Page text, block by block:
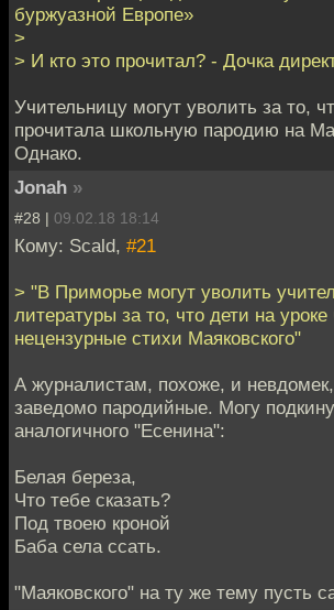
буржуазной Европе»
>
> И кто это прочитал? - Дочка
Учительницу могут уволить за то,
прочитала школьную пародию на
Однако.
Jonah »
#28 | 09.02.18 18:14
Кому: Scald, #21
> "В Приморье могут уволить
литературы за то, что дети на уроке
нецензурные стихи Маяковского"
А журналистам, похоже, и
заведомо пародийные. Могу
аналогичного "Есенина":
Белая береза,
Что тебе сказать?
Под твоею кроной
Баба села ссать.
"Маяковского" на ту же тему пусть